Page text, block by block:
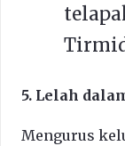
5. Lelah
Mengurus